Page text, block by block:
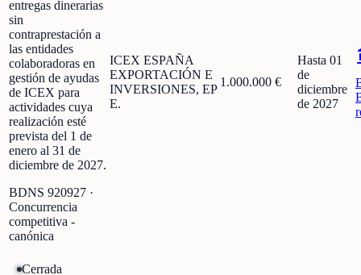
entregas dinerarias
sin
contraprestación a
las entidades
colaboradoras en
gestión de ayudas
de ICEX para
actividades cuya
realización esté
prevista del 1 de
enero al 31 de
diciembre de 2027.
BDNS 920927 ·
Concurrencia
competitiva -
canónica
ICEX ESPAÑA
EXPORTACIÓN E
INVERSIONES, EP
E.
1.000.000 €
Hasta 01
de
diciembre
de 2027
Cerrada